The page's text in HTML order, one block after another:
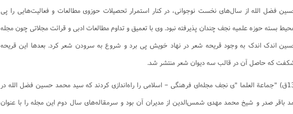
فضل الله از سال‌های نخست نوجوانی، در کنار استمرار تحصیلات حوزوی مطالعات و فعالیت‌هایی را پی
بسته حوزه علمیه نجف چندان پذیرفته نبود. وی با تعمیق و تداوم مطالعات ادبی و قرائت مجلاتی چون مجله
اندک اندک به وجود قریحه شعر در نهاد خویش پی برد و شروع به سرودن شعر کرد. بعدها این قریحه
شکفت که حاصل آن در قالب سه دیوان شعر منتشر شد.
در سال (1380ق) "جماعة العلما "ی نجف مجله‌ای فرهنگی – اسلامی را راه‌اندازی کردند که سید محمد حسین فضل الله در
باقر صدر و شیخ محمد مهدی شمس‌الدین از مدیران آن بود و سرمقاله‌های سال دوم این مجله را با عنوان